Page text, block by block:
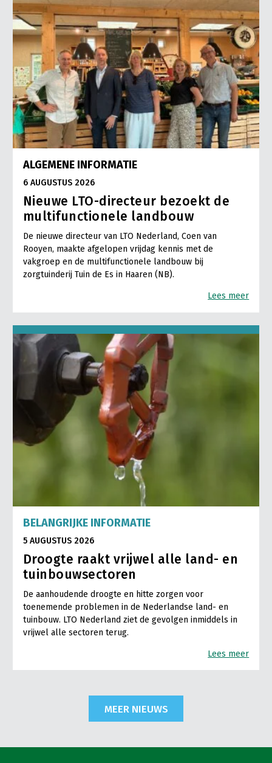
ALGEMENE INFORMATIE
6 AUGUSTUS 2026
Nieuwe LTO-directeur bezoekt de
multifunctionele landbouw
De nieuwe directeur van LTO Nederland, Coen van
Rooyen, maakte afgelopen vrijdag kennis met de
vakgroep en de multifunctionele landbouw bij
zorgtuinderij Tuin de Es in Haaren (NB).
Lees meer
BELANGRIJKE INFORMATIE
5 AUGUSTUS 2026
Droogte raakt vrijwel alle land- en
tuinbouwsectoren
De aanhoudende droogte en hitte zorgen voor
toenemende problemen in de Nederlandse land- en
tuinbouw. LTO Nederland ziet de gevolgen inmiddels in
vrijwel alle sectoren terug.
Lees meer
MEER NIEUWS